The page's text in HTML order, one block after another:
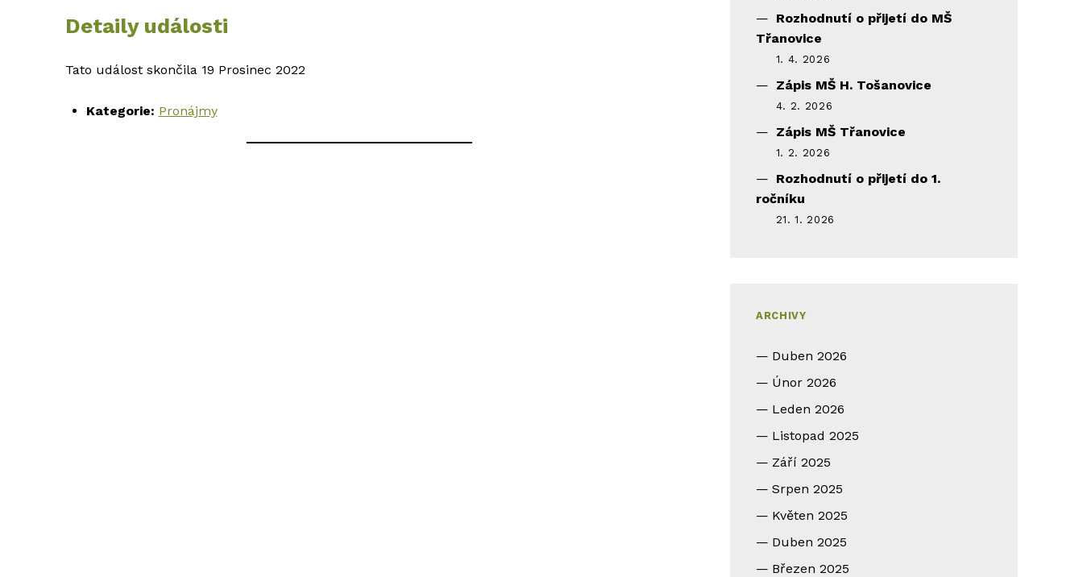
Detaily události
Tato událost skončila 19 Prosinec 2022
Kategorie: Pronájmy
Rozhodnutí o přijetí do MŠ
Třanovice
1. 4. 2026
Zápis MŠ H. Tošanovice
4. 2. 2026
Zápis MŠ Třanovice
1. 2. 2026
Rozhodnutí o přijetí do 1.
ročníku
21. 1. 2026
ARCHIVY
Duben 2026
Únor 2026
Leden 2026
Listopad 2025
Září 2025
Srpen 2025
Květen 2025
Duben 2025
Březen 2025